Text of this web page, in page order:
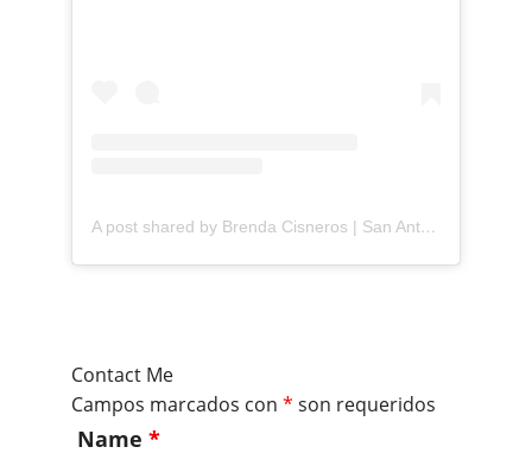
A post shared by Brenda Cisneros | San Antonio Content Creator (@mejorandomihogar)
Contact Me
Campos marcados con * son requeridos
Name *